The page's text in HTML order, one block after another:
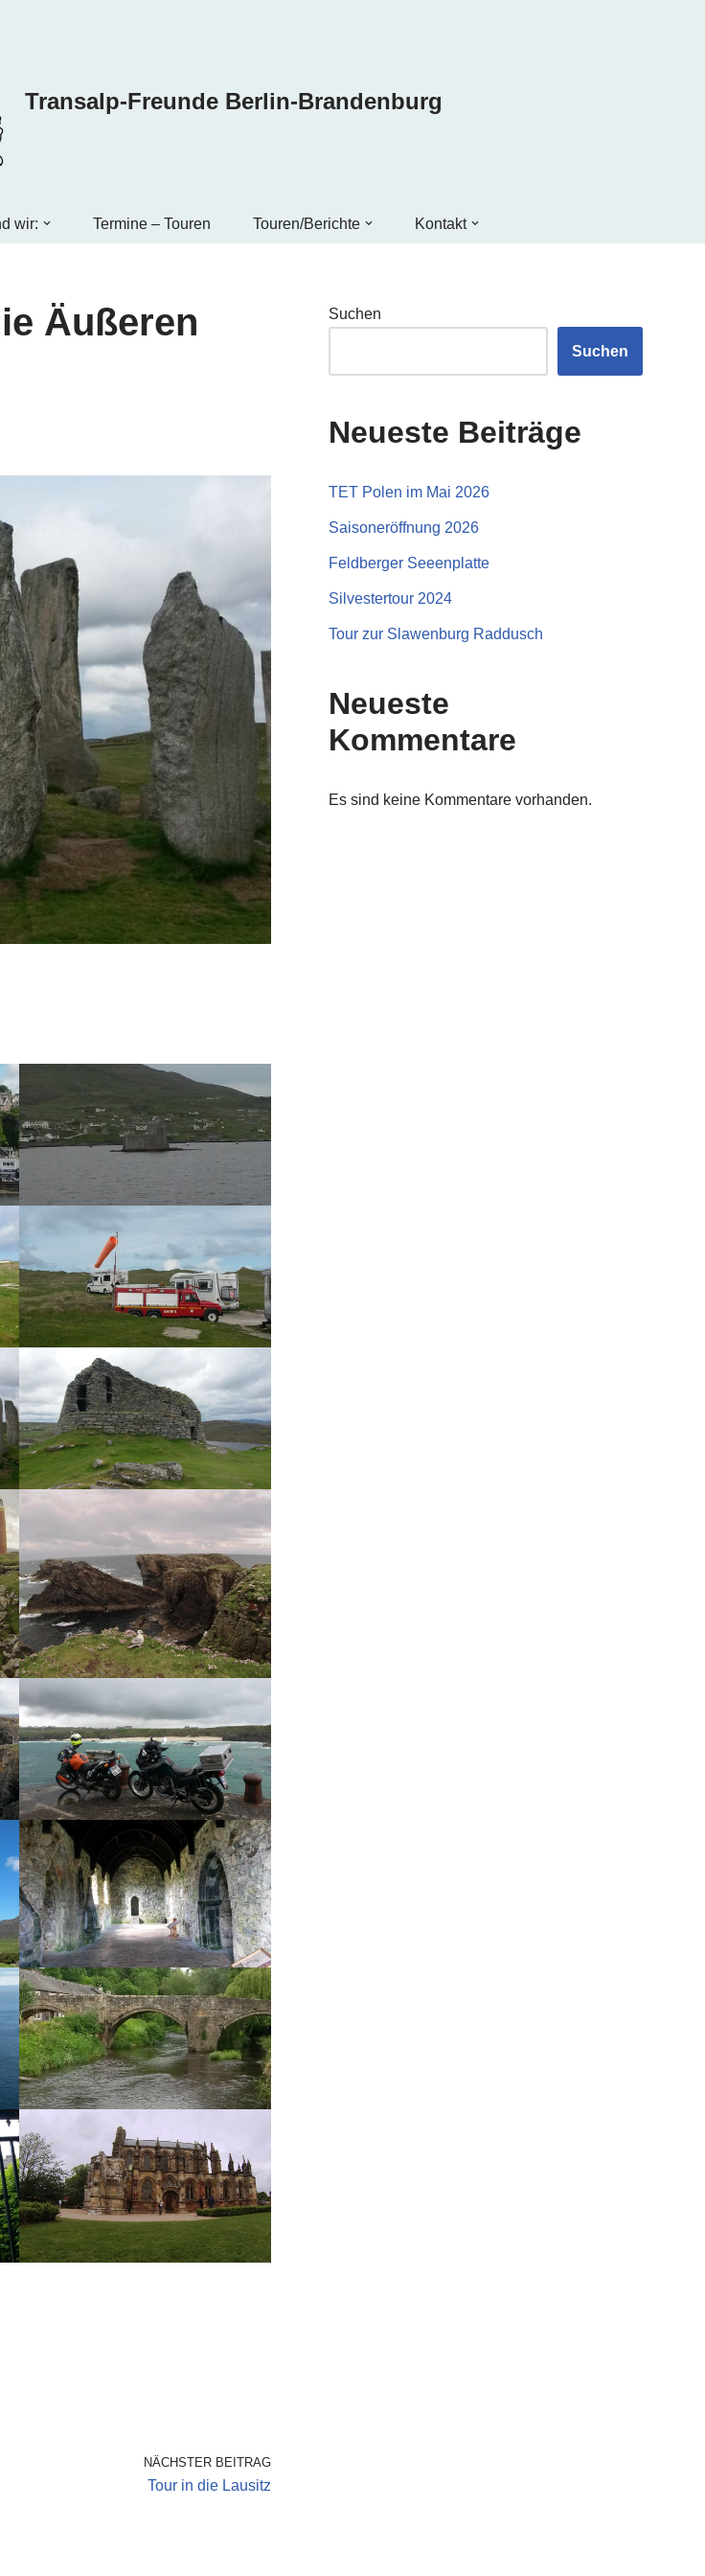
Transalp-Freunde Berlin-Brandenburg
wir: Termine – Touren Touren/Berichte Kontakt
Äußeren
NÄCHSTER BEITRAG
Tour in die Lausitz
Suchen
Suchen
Neueste Beiträge
TET Polen im Mai 2026
Saisoneröffnung 2026
Feldberger Seeenplatte
Silvestertour 2024
Tour zur Slawenburg Raddusch
Neueste
Kommentare
Es sind keine Kommentare vorhanden.